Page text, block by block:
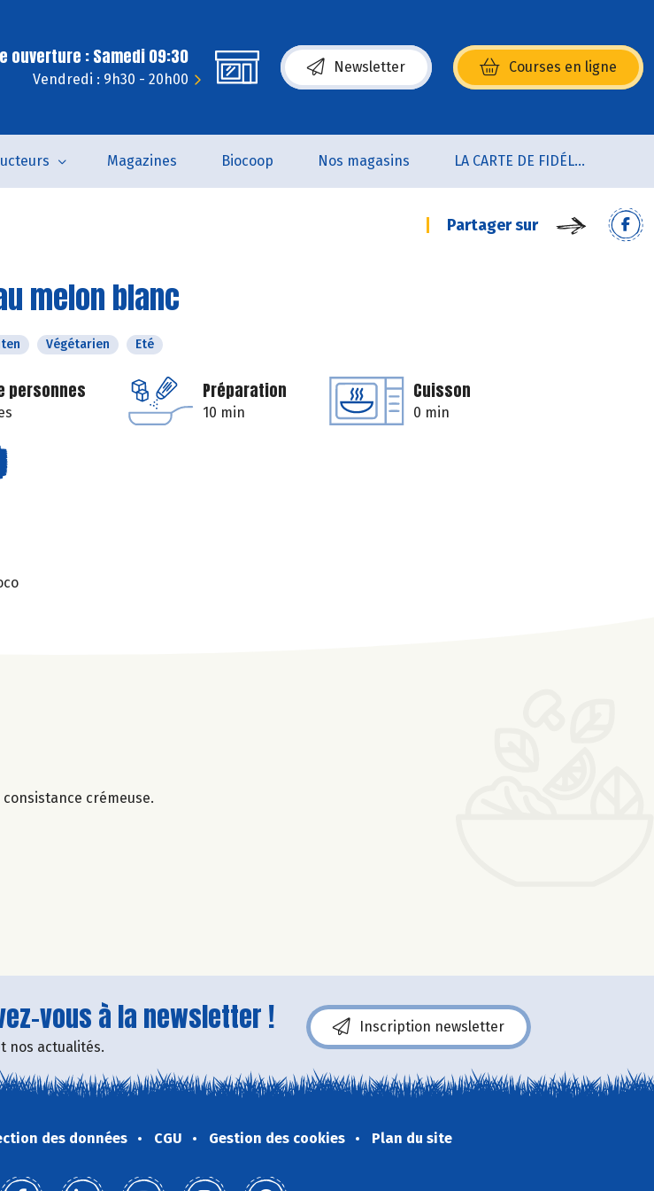
ouverture : Samedi 09:30
Vendredi : 9h30 - 20h00
Newsletter Courses en ligne
(s’ouvre dans une nouvelle fenêtre)
Magazines Biocoop Nos magasins LA CARTE DE FIDÉLITÉ
Partager sur
melon blanc
Végétarien Eté
personnes Préparation
10 min
Cuisson
0 min
crémeuse.
vous à la newsletter !
nos actualités.
Inscription newsletter
des données CGU Gestion des cookies Plan du site